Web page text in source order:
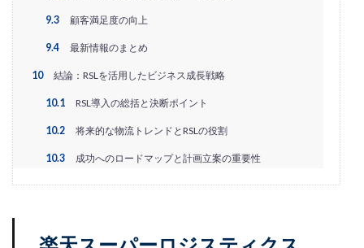
9.3 顧客満足度の向上
9.4 最新情報のまとめ
10 結論：RSLを活用したビジネス成長戦略
10.1 RSL導入の総括と決断ポイント
10.2 将来的な物流トレンドとRSLの役割
10.3 成功へのロードマップと計画立案の重要性
ガイドライン
ガル助
クリエイティブ
コスト削減
コスメ
コスメ業界
コンテンツページ
サイバーマンデー
サスティナブル
サステナビリティ
システム戦略
ショッピング
ショッピングカート